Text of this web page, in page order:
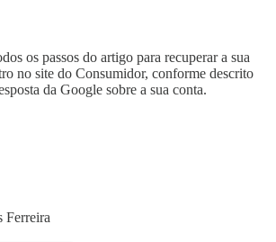
os passos do artigo para recuperar a sua
no site do Consumidor, conforme descrito
da Google sobre a sua conta.
Ferreira